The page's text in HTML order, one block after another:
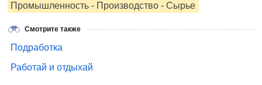
Промышленность - Производство - Сырье
Смотрите также
Подработка
Работай и отдыхай